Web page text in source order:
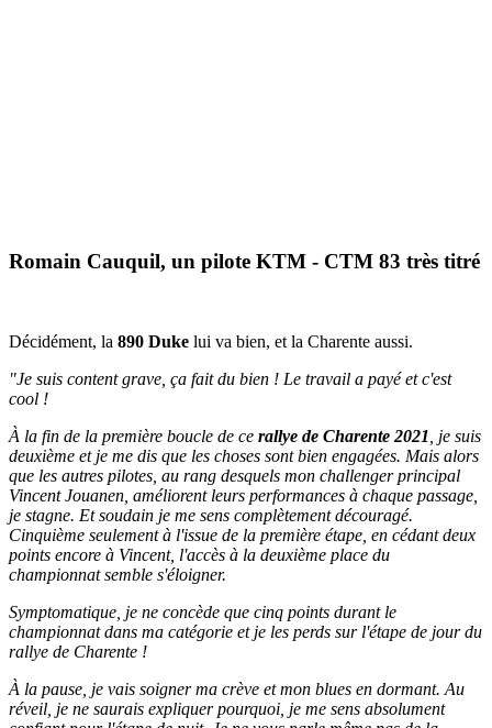
Romain Cauquil, un pilote KTM - CTM 83 très titré
Décidément, la 890 Duke lui va bien, et la Charente aussi.
"Je suis content grave, ça fait du bien ! Le travail a payé et c'est
cool !
À la fin de la première boucle de ce rallye de Charente 2021 , je suis
deuxième et je me dis que les choses sont bien engagées. Mais alors
que les autres pilotes, au rang desquels mon challenger principal
Vincent Jouanen, améliorent leurs performances à chaque passage,
je stagne. Et soudain je me sens complètement découragé.
Cinquième seulement à l'issue de la première étape, en cédant deux
points encore à Vincent, l'accès à la deuxième place du
championnat semble s'éloigner.
Symptomatique, je ne concède que cinq points durant le
championnat dans ma catégorie et je les perds sur l'étape de jour du
rallye de Charente !
À la pause, je vais soigner ma crève et mon blues en dormant. Au
réveil, je ne saurais expliquer pourquoi, je me sens absolument